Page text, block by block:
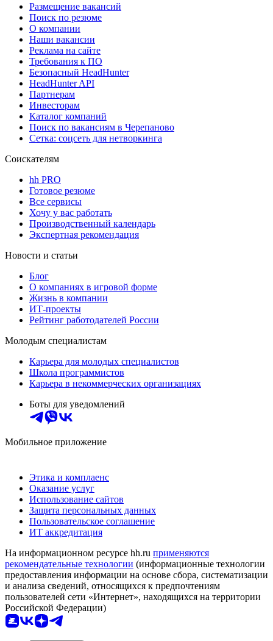
Размещение вакансий
Поиск по резюме
О компании
Наши вакансии
Реклама на сайте
Требования к ПО
Безопасный HeadHunter
HeadHunter API
Партнерам
Инвесторам
Каталог компаний
Поиск по вакансиям в Черепаново
Сетка: соцсеть для нетворкинга
Соискателям
hh PRO
Готовое резюме
Все сервисы
Хочу у вас работать
Производственный календарь
Экспертная рекомендация
Новости и статьи
Блог
О компаниях в игровой форме
Жизнь в компании
ИТ-проекты
Рейтинг работодателей России
Молодым специалистам
Карьера для молодых специалистов
Школа программистов
Карьера в некоммерческих организациях
Боты для уведомлений
Мобильное приложение
Этика и комплаенс
Оказание услуг
Использование сайтов
Защита персональных данных
Пользовательское соглашение
ИТ аккредитация
На информационном ресурсе hh.ru применяются
рекомендательные технологии (информационные технологии
предоставления информации на основе сбора, систематизации
и анализа сведений, относящихся к предпочтениям
пользователей сети «Интернет», находящихся на территории
Российской Федерации)